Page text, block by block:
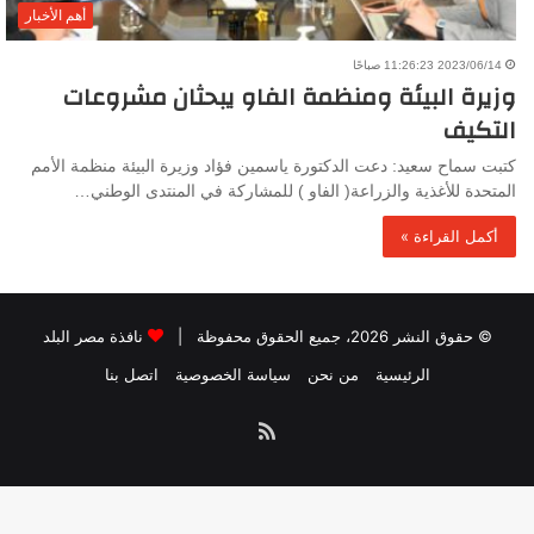
أهم الأخبار
2023/06/14 11:26:23 صباحًا
وزيرة البيئة ومنظمة الفاو يبحثان مشروعات
التكيف
كتبت سماح سعيد: دعت الدكتورة ياسمين فؤاد وزيرة البيئة منظمة الأمم
المتحدة للأغذية والزراعة( الفاو ) للمشاركة في المنتدى الوطني…
أكمل القراءة »
© حقوق النشر 2026، جميع الحقوق محفوظة |
نافذة مصر البلد
الرئيسية
من نحن سياسة الخصوصية اتصل بنا
ملخص
الموقع